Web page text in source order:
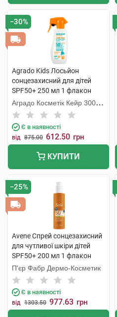
−30%
Agrado Kids Лосьйон
сонцезахисний для дітей
SPF50+ 250 мл 1 флакон
Аградо Косметік Кейр 3000
С.Л.У.
Є в наявності
від 875.00 612.50 грн
КУПИТИ
−25%
Avene Спрей сонцезахисний
для чутливої шкіри дітей
SPF50+ 200 мл 1 флакон
П'єр Фабр Дермо-Косметик
Є в наявності
від 1303.50 977.63 грн